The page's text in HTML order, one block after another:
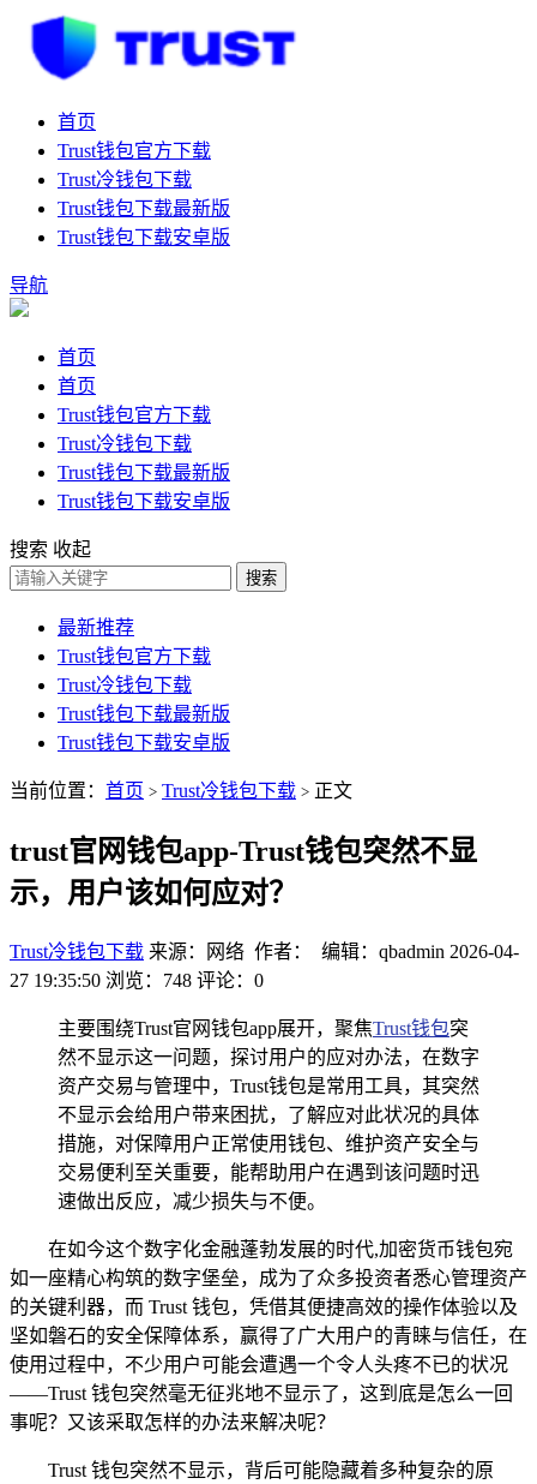
首页
Trust钱包官方下载
Trust冷钱包下载
Trust钱包下载最新版
Trust钱包下载安卓版
导航
首页
首页
Trust钱包官方下载
Trust冷钱包下载
Trust钱包下载最新版
Trust钱包下载安卓版
搜索 收起
搜索
最新推荐
Trust钱包官方下载
Trust冷钱包下载
Trust钱包下载最新版
Trust钱包下载安卓版
当前位置： 首页 > Trust冷钱包下载 > 正文
trust官网钱包app-Trust钱包突然不显
示，用户该如何应对？
Trust冷钱包下载 来源：网络 作者： 编辑：qbadmin 2026-04-
27 19:35:50 浏览：748 评论：0
主要围绕Trust官网钱包app展开，聚焦Trust钱包突
然不显示这一问题，探讨用户的应对办法，在数字
资产交易与管理中，Trust钱包是常用工具，其突然
不显示会给用户带来困扰，了解应对此状况的具体
措施，对保障用户正常使用钱包、维护资产安全与
交易便利至关重要，能帮助用户在遇到该问题时迅
速做出反应，减少损失与不便。
在如今这个数字化金融蓬勃发展的时代,加密货币钱包宛
如一座精心构筑的数字堡垒，成为了众多投资者悉心管理资产
的关键利器，而 Trust 钱包，凭借其便捷高效的操作体验以及
坚如磐石的安全保障体系，赢得了广大用户的青睐与信任，在
使用过程中，不少用户可能会遭遇一个令人头疼不已的状况
——Trust 钱包突然毫无征兆地不显示了，这到底是怎么一回
事呢？又该采取怎样的办法来解决呢？
Trust 钱包突然不显示，背后可能隐藏着多种复杂的原